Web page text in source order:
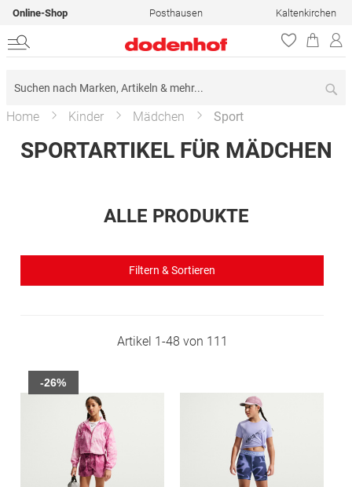
Online-Shop Posthausen Kaltenkirchen
Home Kinder Mädchen Sport
SPORTARTIKEL FÜR MÄDCHEN
ALLE PRODUKTE
Filtern & Sortieren
Artikel 1-48 von 111
-26%